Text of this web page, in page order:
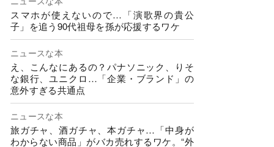
スマホが使えないので…「演歌界の貴公
子」を追う90代祖母を孫が応援するワケ
ニュースな本
え、こんなにあるの？パナソニック、りそ
な銀行、ユニクロ…「企業・ブランド」の
意外すぎる共通点
ニュースな本
旅ガチャ、酒ガチャ、本ガチャ…「中身が
わからない商品」がバカ売れするワケ。“外